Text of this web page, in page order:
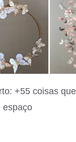
+55 coisas
espaço